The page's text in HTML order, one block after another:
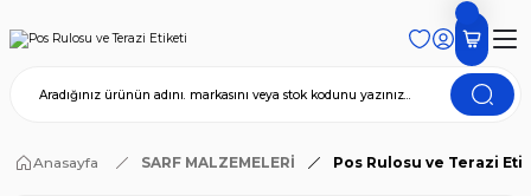
Anasayfa SARF MALZEMELERİ Pos Rulosu ve Terazi